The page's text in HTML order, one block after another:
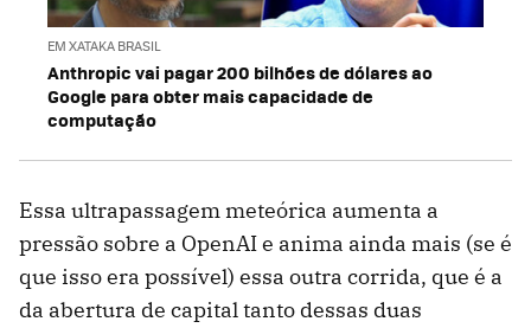
EM XATAKA BRASIL
Anthropic vai pagar 200 bilhões de dólares ao
Google para obter mais capacidade de
computação
Essa ultrapassagem meteórica aumenta a
pressão sobre a OpenAI e anima ainda mais (se é
que isso era possível) essa outra corrida, que é a
da abertura de capital tanto dessas duas